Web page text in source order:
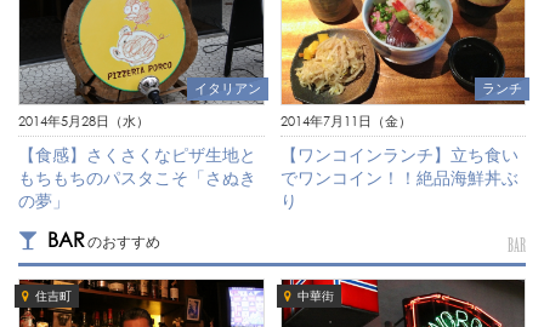
イタリアン
2014年5月28日（水）
【食感】さくさくなピザ生地と
もちもちのパスタこそ「さぬき
の夢」
ランチ
2014年7月11日（金）
【ワンコインランチ】立ち食い
でワンコイン！！絶品海鮮丼ぶ
り
BARのおすすめ BAR
住吉町 中華街